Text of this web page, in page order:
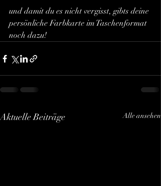
und damit du es nicht vergisst, gibts deine
persönliche Farbkarte im Taschenformat
noch dazu!
Aktuelle Beiträge Alle ansehen